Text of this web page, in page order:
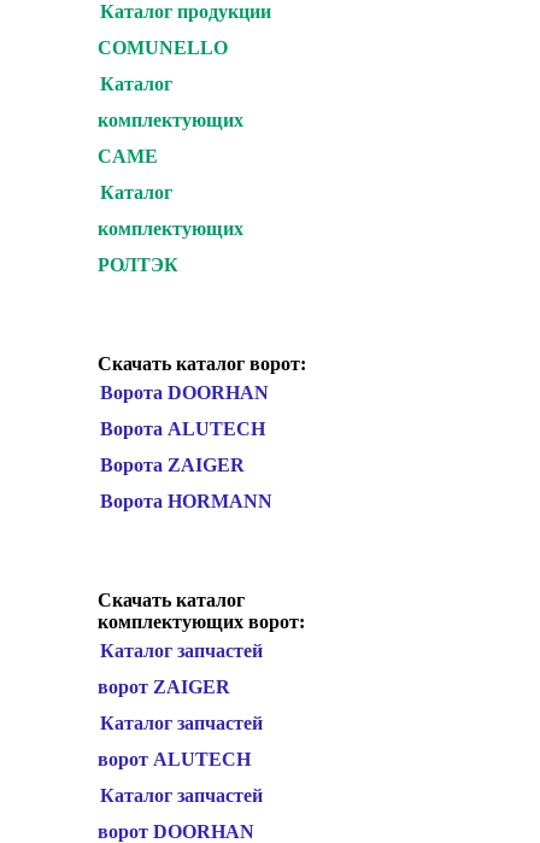
Каталог продукции
COMUNELLO
Каталог
комплектующих
CAME
Каталог
комплектующих
РОЛТЭК
Скачать каталог ворот:
Ворота DOORHAN
Ворота ALUTECH
Ворота ZAIGER
Ворота HORMANN
Скачать каталог
комплектующих ворот:
Каталог запчастей
ворот ZAIGER
Каталог запчастей
ворот ALUTECH
Каталог запчастей
ворот DOORHAN